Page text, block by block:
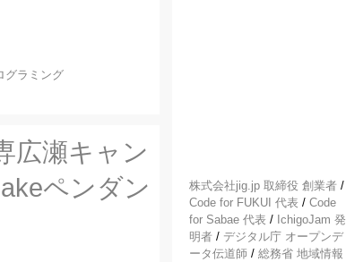
グラミング
広瀬キャン
ペンダン
株式会社jig.jp 取締役 創業者 /
Code for FUKUI 代表 / Code
for Sabae 代表 / IchigoJam 発
明者 / デジタル庁 オープンデ
ータ伝道師 / 総務省 地域情報